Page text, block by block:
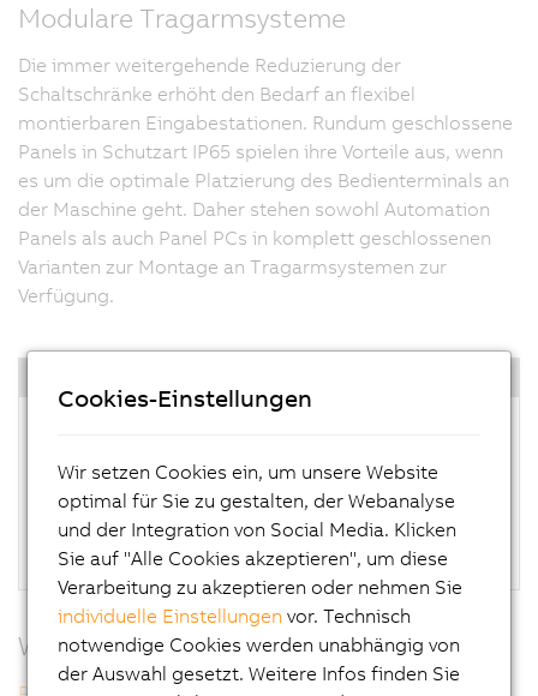
Modulare Tragarmsysteme
Die immer weitergehende Reduzierung der
Schaltschränke erhöht den Bedarf an flexibel
montierbaren Eingabestationen. Rundum geschlossene
Panels in Schutzart IP65 spielen ihre Vorteile aus, wenn
es um die optimale Platzierung des Bedienterminals an
der Maschine geht. Daher stehen sowohl Automation
Panels als auch Panel PCs in komplett geschlossenen
Varianten zur Montage an Tragarmsystemen zur
Verfügung.
CPU Performance bis zum Quad-Core
Leistungsfähige Grafik
2x Gigabit Ethernet
Lüfterlos
Weitere Informationen
Cookies-Einstellungen
Wir setzen Cookies ein, um unsere Website
optimal für Sie zu gestalten, der Webanalyse
und der Integration von Social Media. Klicken
Sie auf "Alle Cookies akzeptieren", um diese
Verarbeitung zu akzeptieren oder nehmen Sie
individuelle Einstellungen vor. Technisch
notwendige Cookies werden unabhängig von
der Auswahl gesetzt. Weitere Infos finden Sie